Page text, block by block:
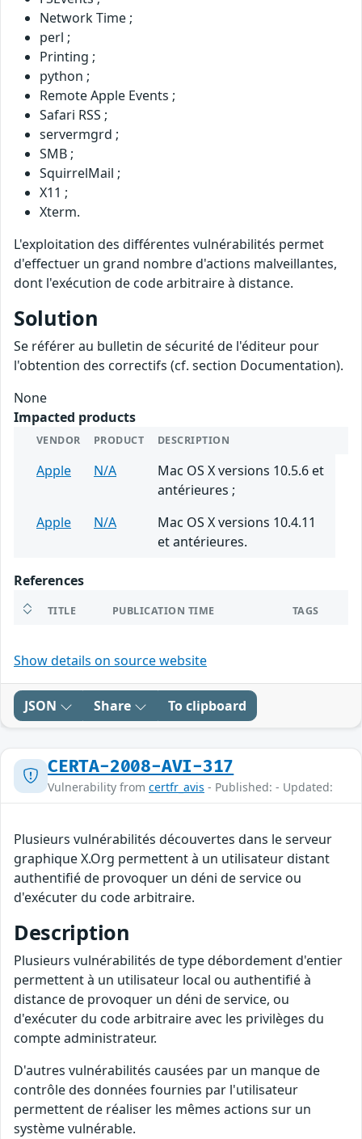
Network Time ;
perl ;
Printing ;
python ;
Remote Apple Events ;
Safari RSS ;
servermgrd ;
SMB ;
SquirrelMail ;
X11 ;
Xterm.
L'exploitation des différentes vulnérabilités permet
d'effectuer un grand nombre d'actions malveillantes,
dont l'exécution de code arbitraire à distance.
Solution
Se référer au bulletin de sécurité de l'éditeur pour
l'obtention des correctifs (cf. section Documentation).
None
Impacted products
VENDOR PRODUCT DESCRIPTION
Apple N/A
Mac OS X versions 10.5.6 et
antérieures ;
Apple
N/A
Mac OS X versions 10.4.11
et antérieures.
References
TITLE PUBLICATION TIME TAGS
Show details on source website
JSON Share To clipboard
CERTA-2008-AVI-317
Vulnerability from certfr_avis - Published: - Updated:
Plusieurs vulnérabilités découvertes dans le serveur
graphique X.Org permettent à un utilisateur distant
authentifié de provoquer un déni de service ou
d'exécuter du code arbitraire.
Description
Plusieurs vulnérabilités de type débordement d'entier
permettent à un utilisateur local ou authentifié à
distance de provoquer un déni de service, ou
d'exécuter du code arbitraire avec les privilèges du
compte administrateur.
D'autres vulnérabilités causées par un manque de
contrôle des données fournies par l'utilisateur
permettent de réaliser les mêmes actions sur un
système vulnérable.